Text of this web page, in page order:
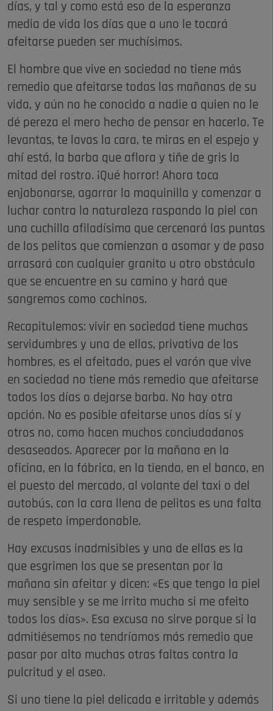
días, y tal y como está eso de la esperanza
media de vida los días que a uno le tocará
afeitarse pueden ser muchísimos.
El hombre que vive en sociedad no tiene más
remedio que afeitarse todas las mañanas de su
vida, y aún no he conocido a nadie a quien no le
dé pereza el mero hecho de pensar en hacerlo. Te
levantas, te lavas la cara, te miras en el espejo y
ahí está, la barba que aflora y tiñe de gris la
mitad del rostro. ¡Qué horror! Ahora toca
enjabonarse, agarrar la maquinilla y comenzar a
luchar contra la naturaleza raspando la piel con
una cuchilla afiladísima que cercenará las puntas
de los pelitos que comienzan a asomar y de paso
arrasará con cualquier granito u otro obstáculo
que se encuentre en su camino y hará que
sangremos como cochinos.
Recapitulemos: vivir en sociedad tiene muchas
servidumbres y una de ellas, privativa de los
hombres, es el afeitado, pues el varón que vive
en sociedad no tiene más remedio que afeitarse
todos los días o dejarse barba. No hay otra
opción. No es posible afeitarse unos días sí y
otros no, como hacen muchos conciudadanos
desaseados. Aparecer por la mañana en la
oficina, en la fábrica, en la tienda, en el banco, en
el puesto del mercado, al volante del taxi o del
autobús, con la cara llena de pelitos es una falta
de respeto imperdonable.
Hay excusas inadmisibles y una de ellas es la
que esgrimen los que se presentan por la
mañana sin afeitar y dicen: «Es que tengo la piel
muy sensible y se me irrita mucho si me afeito
todos los días». Esa excusa no sirve porque si la
admitiésemos no tendríamos más remedio que
pasar por alto muchas otras faltas contra la
pulcritud y el aseo.
Si uno tiene la piel delicada e irritable y además